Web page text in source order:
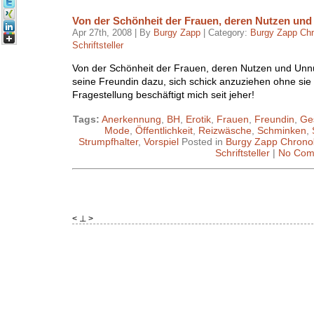
Von der Schönheit der Frauen, deren Nutzen
Apr 27th, 2008 | By Burgy Zapp | Category: Burgy Zapp
Schriftsteller
Von der Schönheit der Frauen, deren Nutzen und
seine Freundin dazu, sich schick anzuziehen ohne
Fragestellung beschäftigt mich seit jeher!
Tags: Anerkennung BH Erotik Frauen Freundin
Mode Öffentlichkeit Reizwäsche Schminken
Strumpfhalter, Vorspiel Posted in Burgy Zapp
Schriftsteller| No
< ⊥ >